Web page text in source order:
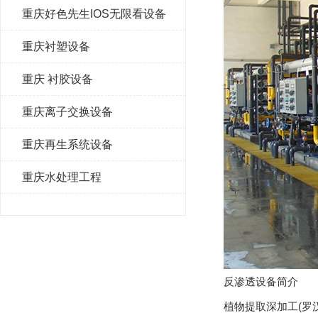
重庆好色先生IOS无限看设备
重庆衬塑设备
重庆 衬胶设备
重庆离子交换设备
重庆再生系统设备
重庆水处理工程
反渗透设备简介
植物提取深加工(罗汉